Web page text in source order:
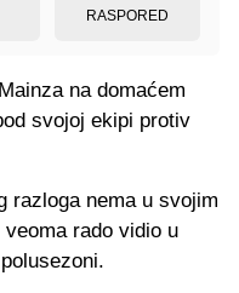
RASPORED
na domaćem
svojoj ekipi protiv
razloga nema u svojim
rado vidio u